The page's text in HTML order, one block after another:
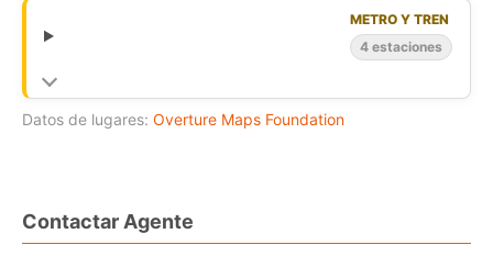
METRO Y TREN
4 estaciones
Datos de lugares: Overture Maps Foundation
Contactar Agente